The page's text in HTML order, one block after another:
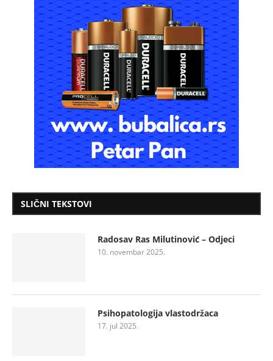
SLIČNI TEKSTOVI
Radosav Ras Milutinović – Odjeci
10. novembar 2025.
Psihopatologija vlastodržaca
17. jul 2025.